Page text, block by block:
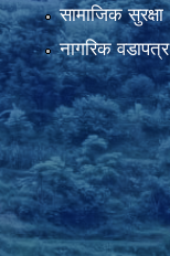
सामाजिक सुरक्षा
नागरिक वडापत्र